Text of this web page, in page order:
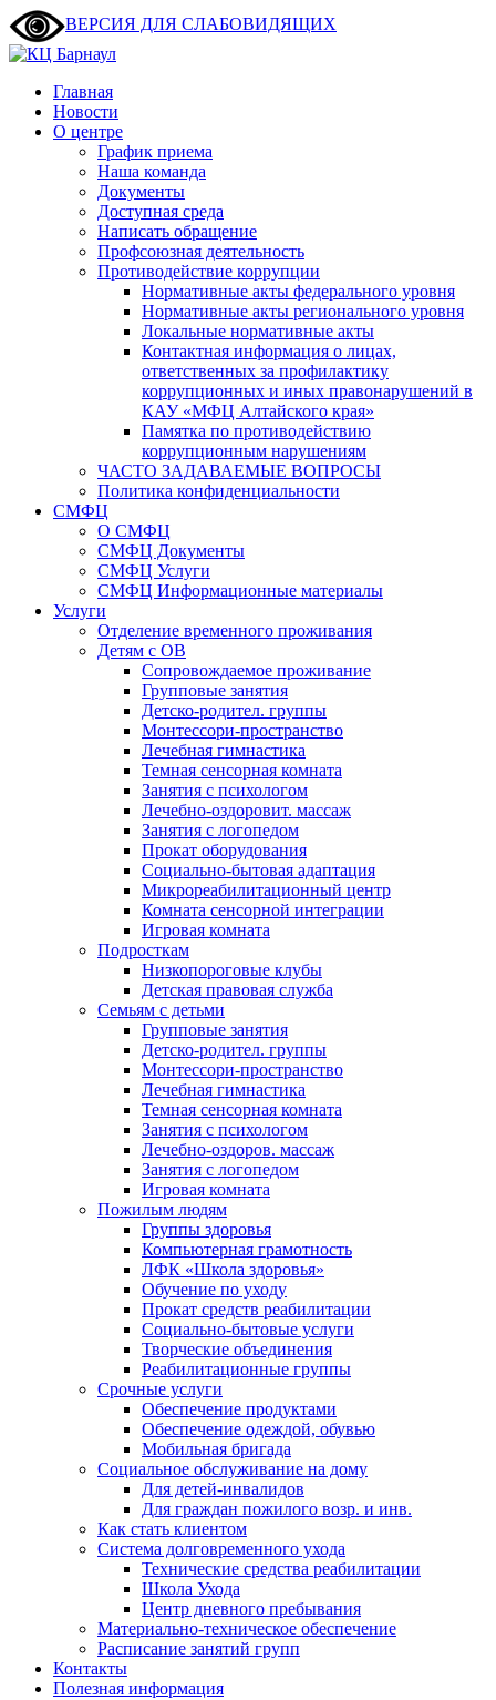
ВЕРСИЯ ДЛЯ СЛАБОВИДЯЩИХ
Главная
Новости
О центре
График приема
Наша команда
Документы
Доступная среда
Написать обращение
Профсоюзная деятельность
Противодействие коррупции
Нормативные акты федерального уровня
Нормативные акты регионального уровня
Локальные нормативные акты
Контактная информация о лицах,
ответственных за профилактику
коррупционных и иных правонарушений в
КАУ «МФЦ Алтайского края»
Памятка по противодействию
коррупционным нарушениям
ЧАСТО ЗАДАВАЕМЫЕ ВОПРОСЫ
Политика конфиденциальности
СМФЦ
О СМФЦ
СМФЦ Документы
СМФЦ Услуги
СМФЦ Информационные материалы
Услуги
Отделение временного проживания
Детям с ОВ
Сопровождаемое проживание
Групповые занятия
Детско-родител. группы
Монтессори-пространство
Лечебная гимнастика
Темная сенсорная комната
Занятия с психологом
Лечебно-оздоровит. массаж
Занятия с логопедом
Прокат оборудования
Социально-бытовая адаптация
Микрореабилитационный центр
Комната сенсорной интеграции
Игровая комната
Подросткам
Низкопороговые клубы
Детская правовая служба
Семьям с детьми
Групповые занятия
Детско-родител. группы
Монтессори-пространство
Лечебная гимнастика
Темная сенсорная комната
Занятия с психологом
Лечебно-оздоров. массаж
Занятия с логопедом
Игровая комната
Пожилым людям
Группы здоровья
Компьютерная грамотность
ЛФК «Школа здоровья»
Обучение по уходу
Прокат средств реабилитации
Социально-бытовые услуги
Творческие объединения
Реабилитационные группы
Срочные услуги
Обеспечение продуктами
Обеспечение одеждой, обувью
Мобильная бригада
Социальное обслуживание на дому
Для детей-инвалидов
Для граждан пожилого возр. и инв.
Как стать клиентом
Система долговременного ухода
Технические средства реабилитации
Школа Ухода
Центр дневного пребывания
Материально-техническое обеспечение
Расписание занятий групп
Контакты
Полезная информация